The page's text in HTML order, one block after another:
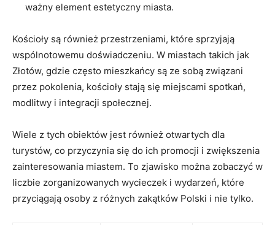
ważny element​ estetyczny​ miasta.
Kościoły są ⁤również przestrzeniami, które⁣ sprzyjają
⁢wspólnotowemu doświadczeniu. W⁢ miastach takich jak
Złotów, gdzie ⁤często mieszkańcy ‌są ze sobą związani
przez pokolenia, kościoły stają się miejscami spotkań,
modlitwy i integracji społecznej.
Wiele z tych obiektów‌ jest⁢ również otwartych⁤ dla
turystów, co przyczynia ‍się do ich promocji i zwiększenia
‌zainteresowania miastem. To zjawisko można zobaczyć w
liczbie zorganizowanych wycieczek i wydarzeń, które
przyciągają osoby‌ z różnych zakątków Polski i ‌nie tylko.